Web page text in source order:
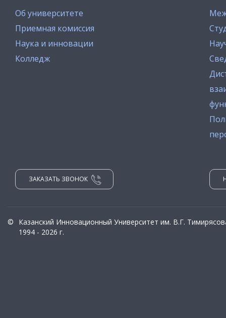
Об университете
Приемная комиссия
Наука и инновации
Колледж
ЗАКАЗАТЬ ЗВОНОК
©
Казанский Инновационный Университет им. В.Г.
1994 - 2026 г.